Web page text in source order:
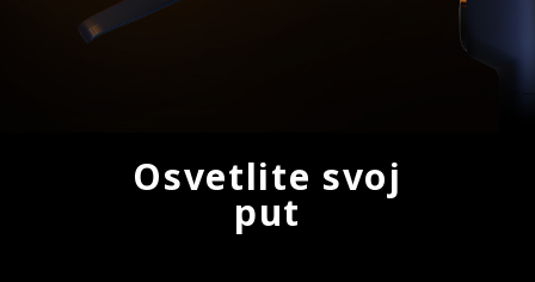
Osvetlite svoj
put